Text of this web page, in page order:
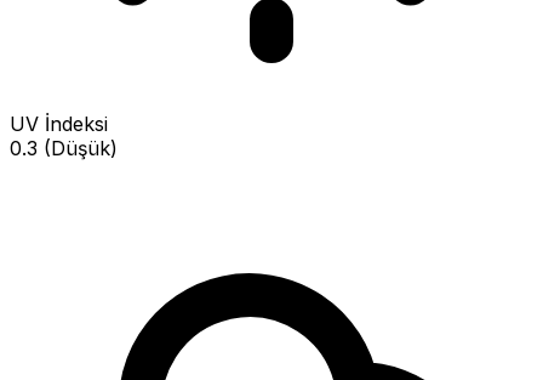
UV İndeksi
0.3 (Düşük)